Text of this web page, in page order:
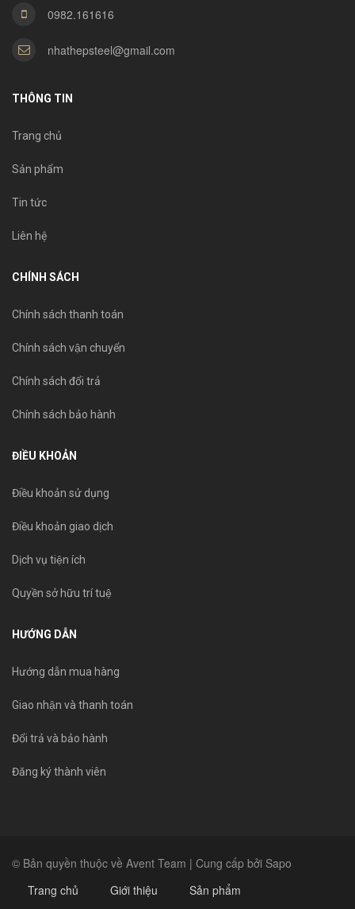
0982.161616
nhathepsteel@gmail.com
THÔNG TIN
Trang chủ
Sản phẩm
Tin tức
Liên hệ
CHÍNH SÁCH
Chính sách thanh toán
Chính sách vận chuyển
Chính sách đổi trả
Chính sách bảo hành
ĐIỀU KHOẢN
Điều khoản sử dụng
Điều khoản giao dịch
Dịch vụ tiện ích
Quyền sở hữu trí tuệ
HƯỚNG DẪN
Hướng dẫn mua hàng
Giao nhận và thanh toán
Đổi trả và bảo hành
Đăng ký thành viên
© Bản quyền thuộc về Avent Team | Cung cấp bởi Sapo
Trang chủ
Giới thiệu
Sản phẩm